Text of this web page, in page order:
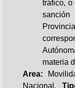
tráfico, o
materia
Area:
Nacional.